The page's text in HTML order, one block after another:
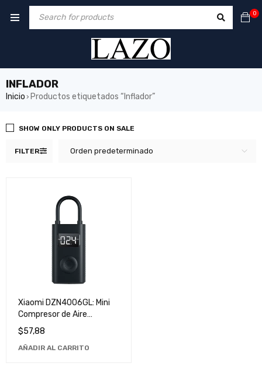
0
INFLADOR
Inicio › Productos etiquetados “Inflador”
FILTER Orden predeterminado
SHOW ONLY PRODUCTS ON SALE
Xiaomi DZN4006GL: Mini
Compresor de Aire
Portátil, Ideal para Viajes y
Uso Doméstico
$57,88
AÑADIR AL CARRITO